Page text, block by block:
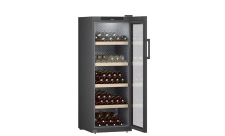
DODAJ U KOŠARICU